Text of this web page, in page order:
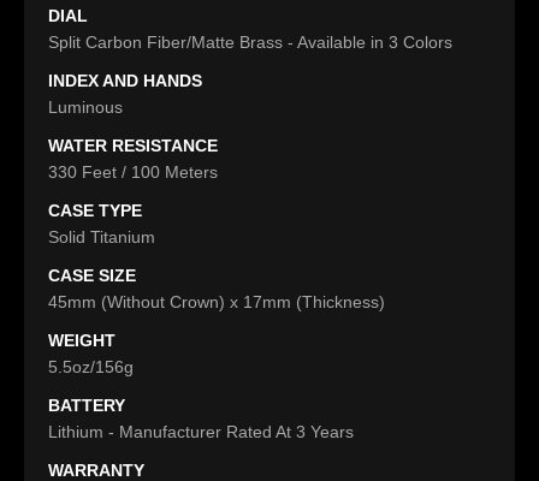
DIAL
Split Carbon Fiber/Matte Brass - Available in 3 Colors
INDEX AND HANDS
Luminous
WATER RESISTANCE
330 Feet / 100 Meters
CASE TYPE
Solid Titanium
CASE SIZE
45mm (Without Crown) x 17mm (Thickness)
WEIGHT
5.5oz/156g
BATTERY
Lithium - Manufacturer Rated At 3 Years
WARRANTY